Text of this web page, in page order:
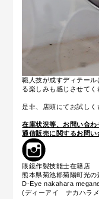
職人技が成すディテー
る楽しみも感じさせてく
是非、店頭にてお試しく
在庫状況等、お問い合わ
通信販売に関するお問い
眼鏡作製技能士在籍店
熊本県菊池郡菊陽町光
D-Eye nakahara
(ディーアイ ナカハラ